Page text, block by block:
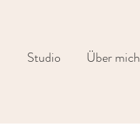
Studio Über mich